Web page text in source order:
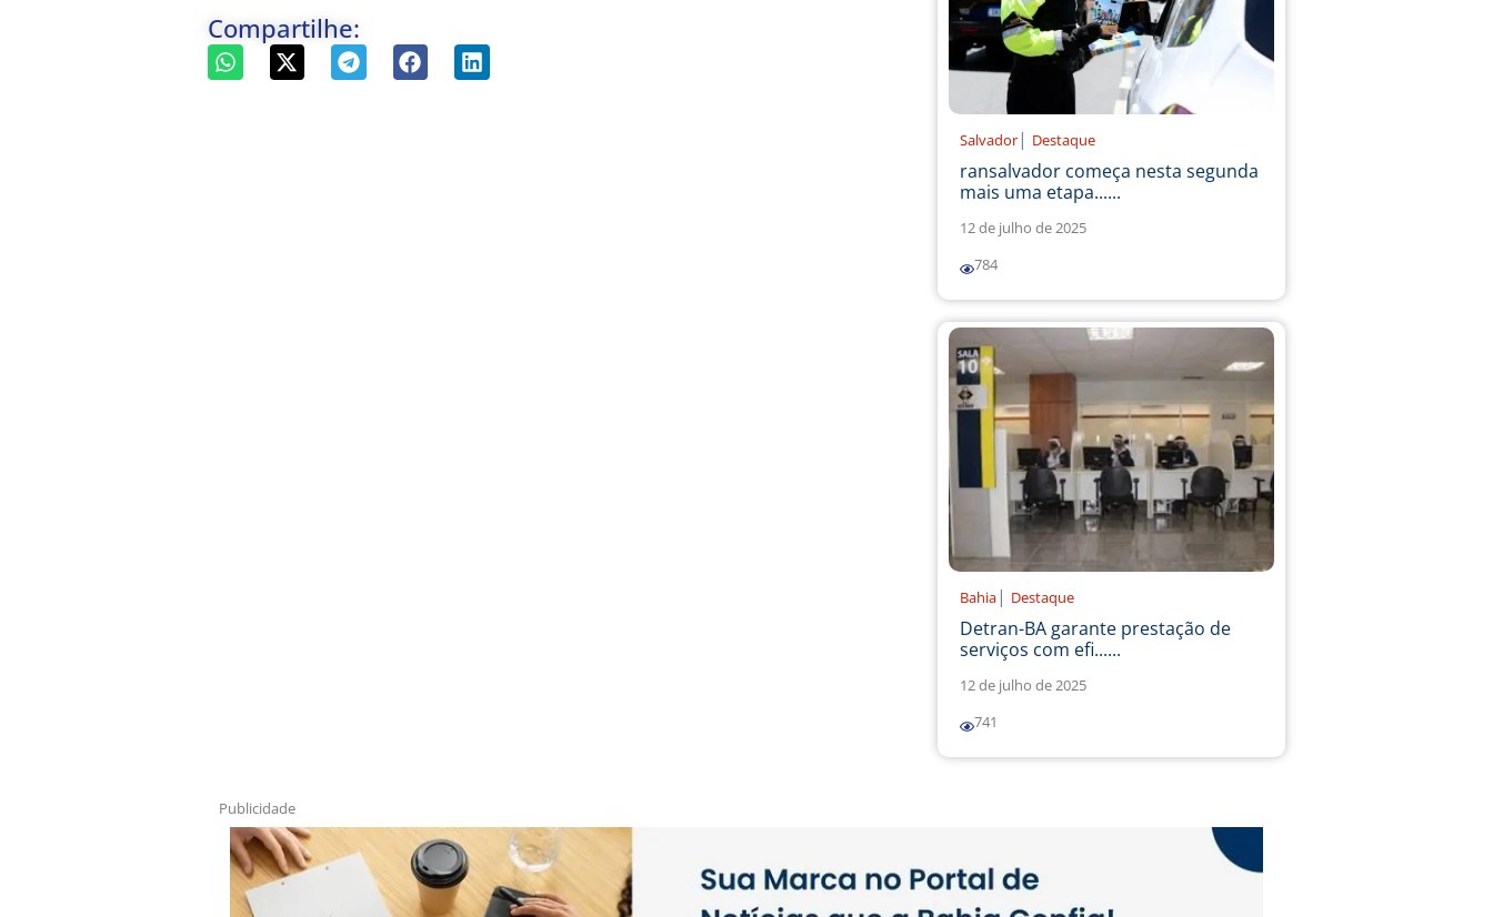
Compartilhe:
Salvador | Destaque
ransalvador começa nesta segunda
mais uma etapa......
12 de julho de 2025
784
Bahia | Destaque
Detran-BA garante prestação de
serviços com efi......
12 de julho de 2025
741
Publicidade